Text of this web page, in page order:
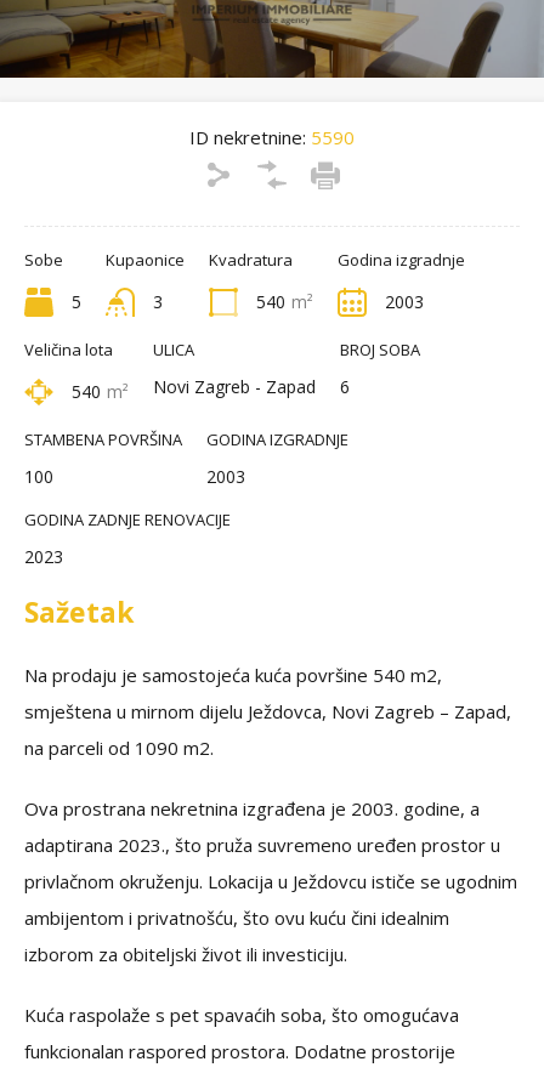
ID nekretnine: 5590
Sobe
5
Kupaonice
3
Kvadratura
540 m²
Godina izgradnje
2003
Veličina lota
540 m²
ULICA
Novi Zagreb - Zapad
BROJ SOBA
6
STAMBENA POVRŠINA
100
GODINA IZGRADNJE
2003
GODINA ZADNJE RENOVACIJE
2023
Sažetak
Na prodaju je samostojeća kuća površine 540 m2,
smještena u mirnom dijelu Ježdovca, Novi Zagreb – Zapad,
na parceli od 1090 m2.
Ova prostrana nekretnina izgrađena je 2003. godine, a
adaptirana 2023., što pruža suvremeno uređen prostor u
privlačnom okruženju. Lokacija u Ježdovcu ističe se ugodnim
ambijentom i privatnošću, što ovu kuću čini idealnim
izborom za obiteljski život ili investiciju.
Kuća raspolaže s pet spavaćih soba, što omogućava
funkcionalan raspored prostora. Dodatne prostorije